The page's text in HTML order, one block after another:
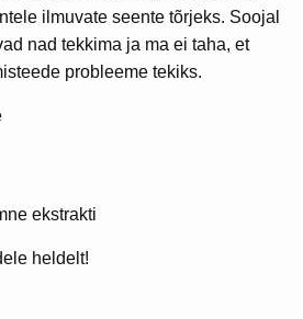
ilmuvate seente tõrjeks. Soojal
nad tekkima ja ma ei taha, et
probleeme tekiks.
ekstrakti
heldelt!